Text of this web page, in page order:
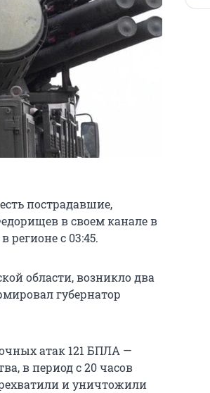
пострадавшие,
в своем канале в
регионе с 03:45.
области, возникло два
губернатор
атак 121 БПЛА —
в период с20 часов
и уничтожили